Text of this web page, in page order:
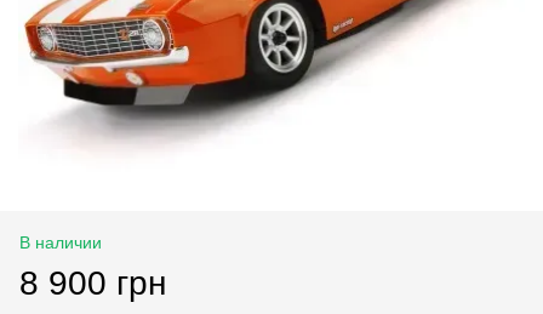
В наличии
8 900 грн